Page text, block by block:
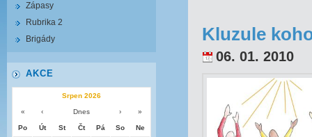
Kluzule
06. 01. 2010
Zápasy
Rubrika 2
Brigády
AKCE
Srpen 2026
« ‹ Dnes › »
Po Út St Čt Pá So Ne